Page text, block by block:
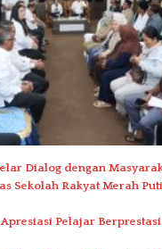
Dialog dengan
Sekolah Rakyat Merah
Pelajar